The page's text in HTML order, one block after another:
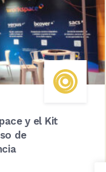
y el Kit
de